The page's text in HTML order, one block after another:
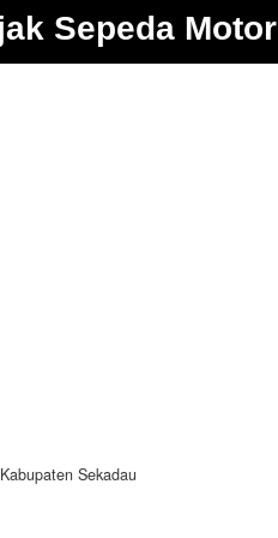
Sepeda Motor
Kabupaten Sekadau